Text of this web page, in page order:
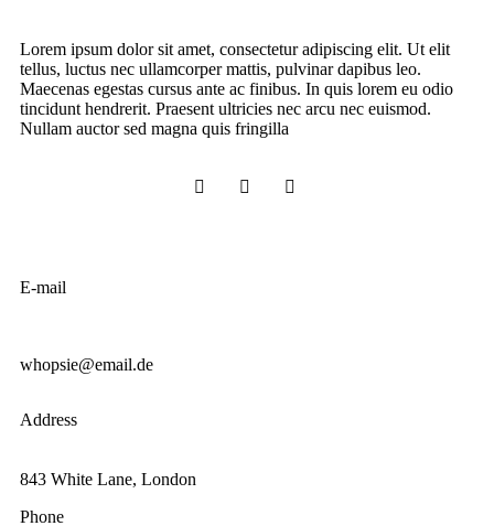
Lorem ipsum dolor sit amet, consectetur adipiscing elit. Ut elit
tellus, luctus nec ullamcorper mattis, pulvinar dapibus leo.
Maecenas egestas cursus ante ac finibus. In quis lorem eu odio
tincidunt hendrerit. Praesent ultricies nec arcu nec euismod.
Nullam auctor sed magna quis fringilla
E-mail
whopsie@email.de
Address
843 White Lane, London
Phone